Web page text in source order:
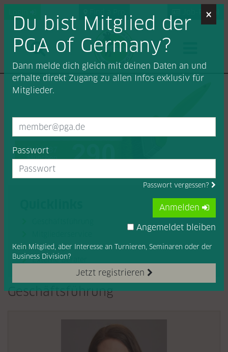
Job-Portal
 Abteilungen
 Externe Berater
Geschäftsführung
×
Du bist Mitglied der
PGA of Germany?
Dann melde dich gleich mit deinen Daten an und
erhalte direkt Zugang zu allen Infos exklusiv für
Mitglieder.
Passwort
Passwort vergessen?
Jetzt registrieren
Kein Mitglied, aber Interesse an Turnieren, Seminaren oder der
Business Division?
Anmelden
Angemeldet bleiben